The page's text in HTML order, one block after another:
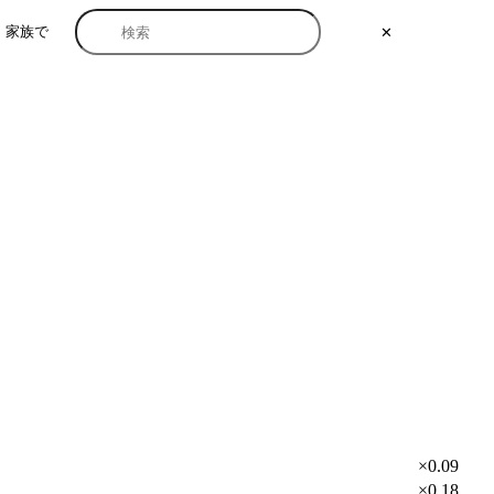
✕
家族で
×0.09